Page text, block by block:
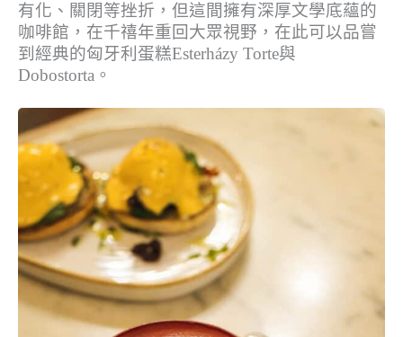
有化、關閉等挫折，但這間擁有深厚文學底蘊的
咖啡館，在千禧年重回大眾視野，在此可以品嘗
到經典的匈牙利蛋糕Esterházy Torte與
Dobostorta。